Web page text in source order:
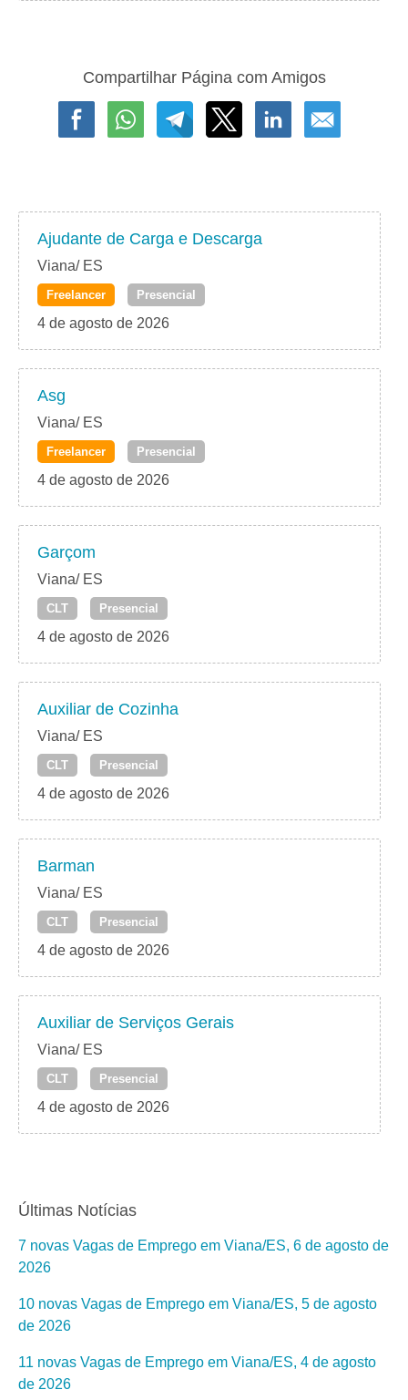
Compartilhar Página com Amigos
Ajudante de Carga e Descarga
Viana/ ES
Freelancer Presencial
4 de agosto de 2026
Asg
Viana/ ES
Freelancer Presencial
4 de agosto de 2026
Garçom
Viana/ ES
CLT Presencial
4 de agosto de 2026
Auxiliar de Cozinha
Viana/ ES
CLT Presencial
4 de agosto de 2026
Barman
Viana/ ES
CLT Presencial
4 de agosto de 2026
Auxiliar de Serviços Gerais
Viana/ ES
CLT Presencial
4 de agosto de 2026
Últimas Notícias
7 novas Vagas de Emprego em Viana/ES, 6 de agosto de
2026
10 novas Vagas de Emprego em Viana/ES, 5 de agosto
de 2026
11 novas Vagas de Emprego em Viana/ES, 4 de agosto
de 2026